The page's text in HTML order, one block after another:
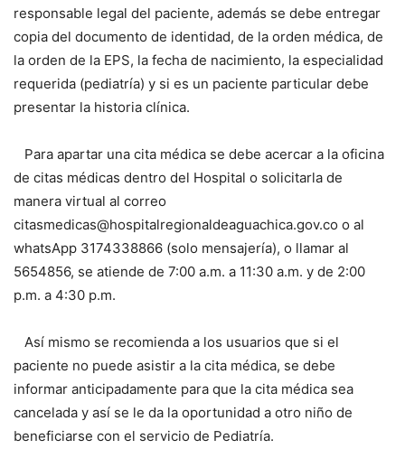
responsable legal del paciente, además se debe entregar
copia del documento de identidad, de la orden médica, de
la orden de la EPS, la fecha de nacimiento, la especialidad
requerida (pediatría) y si es un paciente particular debe
presentar la historia clínica.
Para apartar una cita médica se debe acercar a la oficina
de citas médicas dentro del Hospital o solicitarla de
manera virtual al correo
citasmedicas@hospitalregionaldeaguachica.gov.co o al
whatsApp 3174338866 (solo mensajería), o llamar al
5654856, se atiende de 7:00 a.m. a 11:30 a.m. y de 2:00
p.m. a 4:30 p.m.
Así mismo se recomienda a los usuarios que si el
paciente no puede asistir a la cita médica, se debe
informar anticipadamente para que la cita médica sea
cancelada y así se le da la oportunidad a otro niño de
beneficiarse con el servicio de Pediatría.